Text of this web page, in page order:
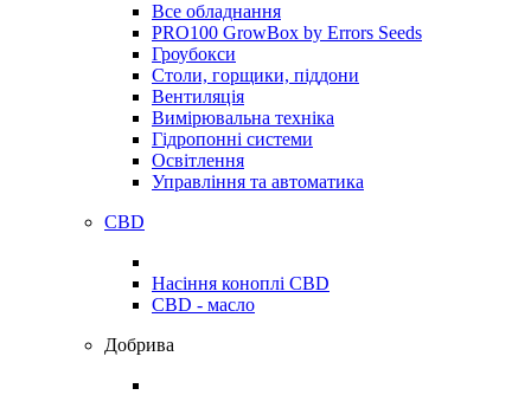
Все обладнання
PRO100 GrowBox by Errors Seeds
Гроубокси
Столи, горщики, піддони
Вентиляція
Вимірювальна техніка
Гідропонні системи
Освітлення
Управління та автоматика
CBD
Насіння коноплі CBD
CBD - масло
Добрива